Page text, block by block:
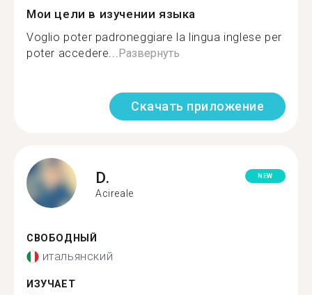
Мои цели в изучении языка
Voglio poter padroneggiare la lingua inglese per
poter accedere... Развернуть
Скачать приложение
D.
Acireale
NEW
СВОБОДНЫЙ
итальянский
ИЗУЧАЕТ